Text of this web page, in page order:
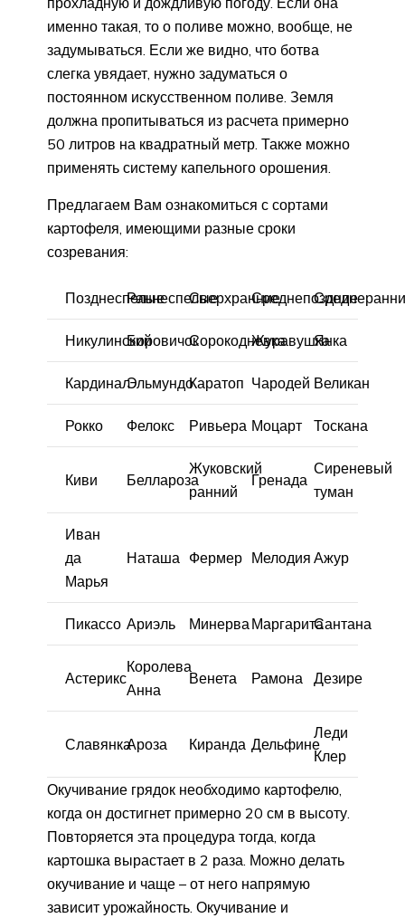
именно такая, то о поливе можно, вообще, не
задумываться. Если же видно, что ботва
слегка увядает, нужно задуматься о
постоянном искусственном поливе. Земля
должна пропитываться из расчета примерно
50 литров на квадратный метр. Также можно
применять систему капельного орошения.
Предлагаем Вам ознакомиться с сортами
картофеля, имеющими разные сроки
созревания:
ПозднеспелыеРаннеспелыеСверхранниеСреднепоздние
НикулинскийБоровичокСорокодневкаЖуравушкаЯнка
КардиналЭльмундоКаратоп Чародей Великан
Рокко Фелокс Ривьера Моцарт Тоскана
Киви Беллароза
Жуковский
ранний
Гренада
Сиреневый
туман
Иван
да
Марья
Наташа Фермер Мелодия Ажур
Пикассо Ариэль МинерваМаргаритаСантана
Астерикс
Королева
Анна
Венета Рамона Дезире
СлавянкаАроза Киранда Дельфине
Леди
Клер
Окучивание грядок необходимо картофелю,
когда он достигнет примерно 20 см в высоту.
Повторяется эта процедура тогда, когда
картошка вырастает в 2 раза. Можно делать
окучивание и чаще – от него напрямую
зависит урожайность. Окучивание и